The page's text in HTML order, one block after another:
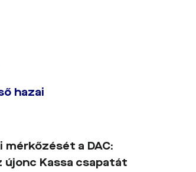
hazai
a DAC:
újonc Kassa csapatát